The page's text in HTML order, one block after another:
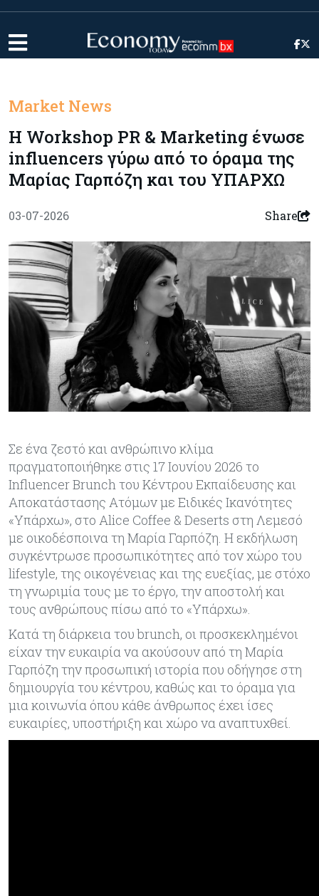
Market News
Η Workshop PR & Marketing ένωσε
influencers γύρω από το όραμα της
Μαρίας Γαρπόζη και του ΥΠΑΡΧΩ
03-07-2026 Share
Σε ένα ζεστό και ανθρώπινο κλίμα
πραγματοποιήθηκε στις 17 Ιουνίου 2026 το
Influencer Brunch του Κέντρου Εκπαίδευσης και
Αποκατάστασης Ατόμων με Ειδικές Ικανότητες
«Υπάρχω», στο Alice Coffee & Deserts στη Λεμεσό
με οικοδέσποινα τη Μαρία Γαρπόζη. Η εκδήλωση
συγκέντρωσε προσωπικότητες από τον χώρο του
lifestyle, της οικογένειας και της ευεξίας, με στόχο
τη γνωριμία τους με το έργο, την αποστολή και
τους ανθρώπους πίσω από το «Υπάρχω».
Κατά τη διάρκεια του brunch, οι προσκεκλημένοι
είχαν την ευκαιρία να ακούσουν από τη Μαρία
Γαρπόζη την προσωπική ιστορία που οδήγησε στη
δημιουργία του κέντρου, καθώς και το όραμα για
μια κοινωνία όπου κάθε άνθρωπος έχει ίσες
ευκαιρίες, υποστήριξη και χώρο να αναπτυχθεί.